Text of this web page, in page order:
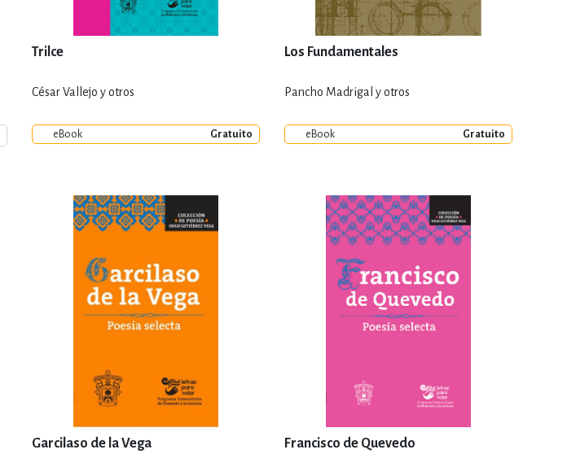
Trilce
César Vallejo y otros
eBook Gratuito
Los Fundamentales
Pancho Madrigal y otros
eBook Gratuito
Garcilaso de la Vega Francisco de Quevedo